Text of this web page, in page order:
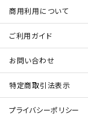
商用利用について
ご利用ガイド
お問い合わせ
特定商取引法表示
プライバシーポリシー